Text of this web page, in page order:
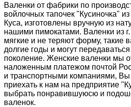
Валенки от фабрики по
войлочных тапочек "Кусиночка"
Куса, изготовлены вручную из
нашими пимокатами. Валенки из
мягкие и не теряют форму, такие
долгие годы и могут
поколение. Женские валенки мы
наложенным платежом почтой
и транспортными компаниями,
приехать к нам на предприятие
выбрать понравившуюсю и
валенок.